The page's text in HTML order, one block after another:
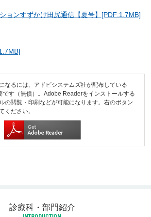
ョンすずかけ田尻通信【夏号】[PDF:1.7MB]
なるには、アドビシステムズ社が配布している
です（無償）。Adobe Readerをインストールする
の閲覧・印刷などが可能になります。右のボタン
ください。
診療科・部門紹介